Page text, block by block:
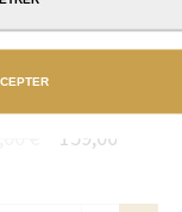
BAGUE
Centenial
159,00 €